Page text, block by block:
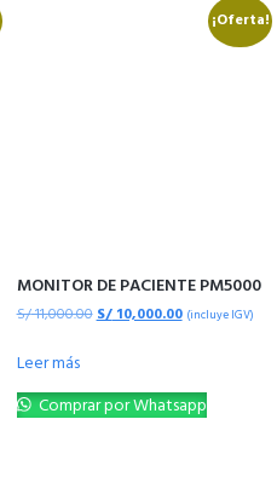
¡Oferta!
MONITOR DE PACIENTE PM5000
S/11,000.00S/10,000.00 (incluye IGV)
Leer más
Comprar por Whatsapp